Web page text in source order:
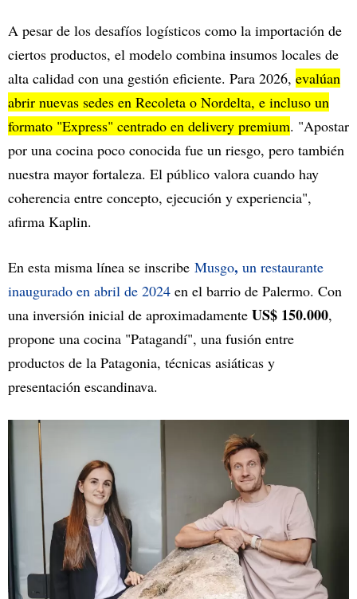
A pesar de los desafíos logísticos como la importación de
ciertos productos, el modelo combina insumos locales de
alta calidad con una gestión eficiente. Para 2026, evalúan
abrir nuevas sedes en Recoleta o Nordelta, e incluso un
formato "Express" centrado en delivery premium. "Apostar
por una cocina poco conocida fue un riesgo, pero también
nuestra mayor fortaleza. El público valora cuando hay
coherencia entre concepto, ejecución y experiencia",
afirma Kaplin.
En esta misma línea se inscribe Musgo, un restaurante
inaugurado en abril de 2024 en el barrio de Palermo. Con
una inversión inicial de aproximadamente US$ 150.000,
propone una cocina "Patagandí", una fusión entre
productos de la Patagonia, técnicas asiáticas y
presentación escandinava.